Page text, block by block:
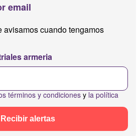
email
avisamos cuando tengamos
armeria
términos y condiciones y la política
Recibir alertas